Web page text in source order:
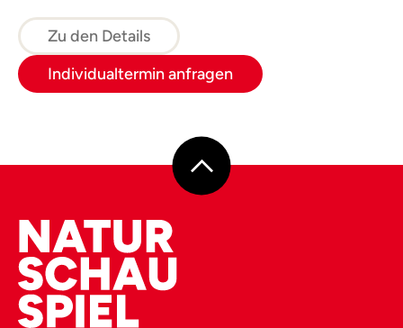
wertvollen Kleinlebensräumen auf der Alm.
Zu den Details
Individualtermin anfragen